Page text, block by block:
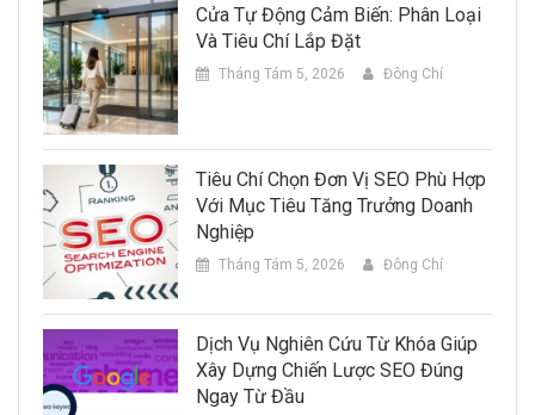
Cửa Tự Động Cảm Biến: Phân Loại
Và Tiêu Chí Lắp Đặt
Tháng Tám 5, 2026 Đông Chí
Tiêu Chí Chọn Đơn Vị SEO Phù Hợp
Với Mục Tiêu Tăng Trưởng Doanh
Nghiệp
Tháng Tám 5, 2026 Đông Chí
Dịch Vụ Nghiên Cứu Từ Khóa Giúp
Xây Dựng Chiến Lược SEO Đúng
Ngay Từ Đầu